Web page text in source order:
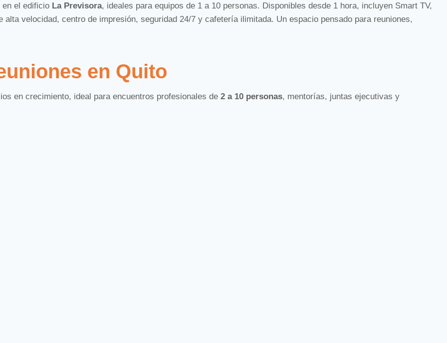
en el edificio La Previsora, ideales para equipos de 1 a 10 personas. Disponibles desde 1 hora, incluyen Smart TV,
velocidad, centro de impresión, seguridad 24/7 y cafetería ilimitada. Un espacio pensado para reuniones,
en Quito
en crecimiento, ideal para encuentros profesionales de 2 a 10 personas, mentorías, juntas ejecutivas y